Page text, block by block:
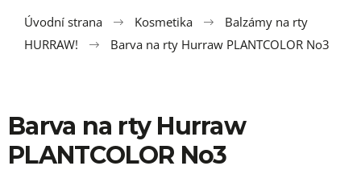
Úvodní strana Kosmetika
Balzámy na rty
HURRAW!
Barva na rty Hurraw PLANTCOLOR No3
Barva na rty Hurraw
PLANTCOLOR No3
e
j
e
t